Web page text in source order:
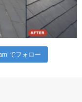
でフォロー